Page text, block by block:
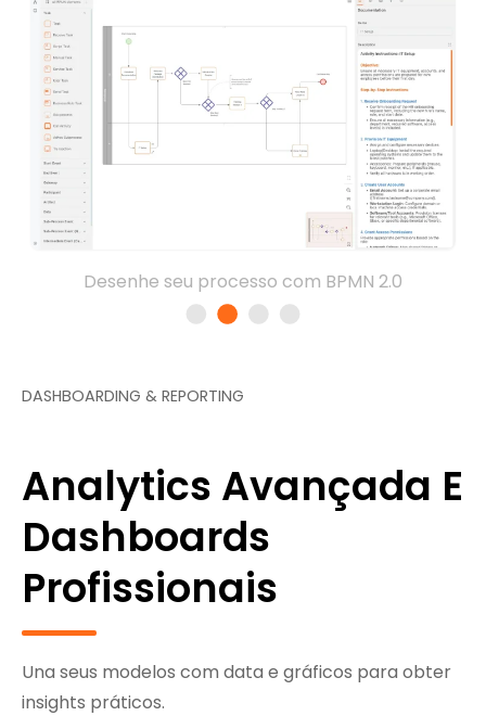
Desenhe seu processo com BPMN 2.0
DASHBOARDING & REPORTING
Analytics Avançada E
Dashboards
Profissionais
Una seus modelos com data e gráficos para obter
insights práticos.